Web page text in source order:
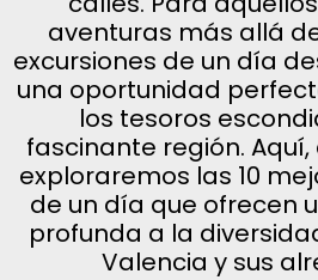
aventuras más allá
excursiones de un día
una oportunidad
los tesoros
fascinante región.
exploraremos las 10
de un día que ofrecen
profunda a la
Valencia y sus